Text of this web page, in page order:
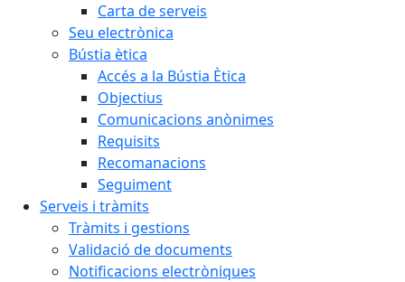
Carta de serveis
Seu electrònica
Bústia ètica
Accés a la Bústia Ètica
Objectius
Comunicacions anònimes
Requisits
Recomanacions
Seguiment
Serveis i tràmits
Tràmits i gestions
Validació de documents
Notificacions electròniques